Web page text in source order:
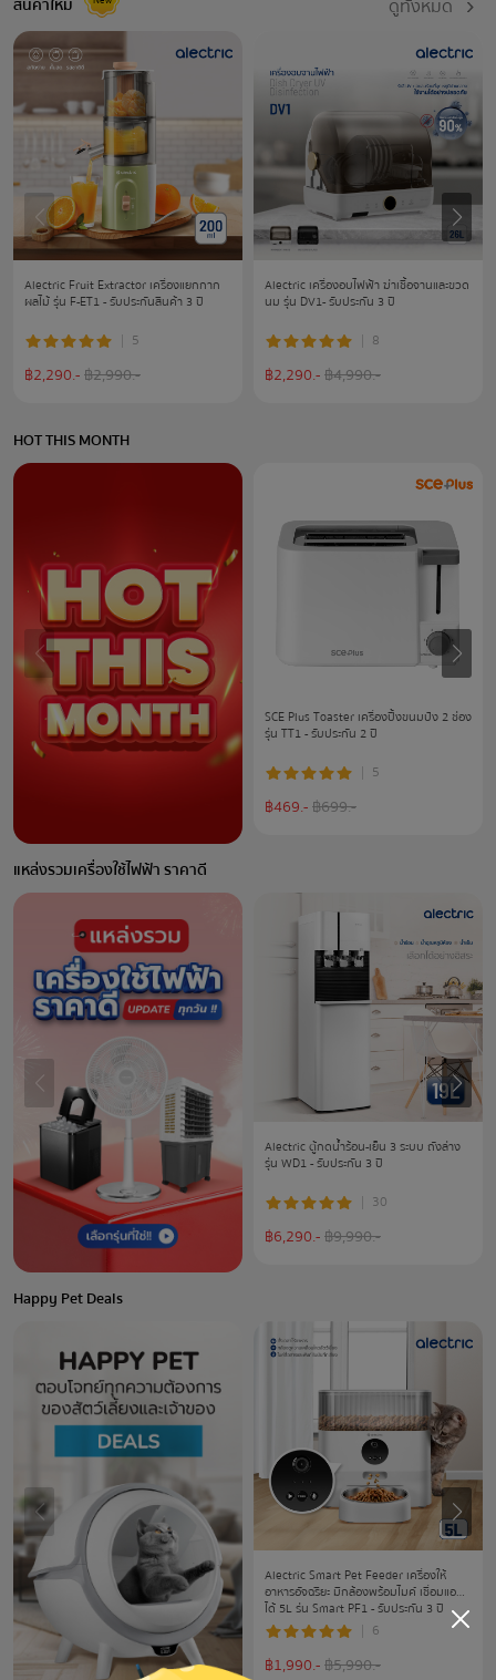
สินค้าใหม่ ดูทั้งหมด
Alectric Fruit Extractor เครื่องแยกกาก
ผลไม้ รุ่น F-ET1 - รับประกันสินค้า 3 ปี
5
฿2,290.-฿2,990.-
Alectric เครื่องอบไฟฟ้า ฆ่าเชื้อจานและขวด
นม รุ่น DV1- รับประกัน 3 ปี
8
฿2,290.-฿4,990.-
HOT THIS MONTH
SCE Plus Toaster เครื่องปิ้งขนมปัง 2 ช่อง
รุ่น TT1 - รับประกัน 2 ปี
5
฿469.-฿699.-
แหล่งรวมเครื่องใช้ไฟฟ้า ราคาดี
Alectric ตู้กดน้ำร้อน-เย็น 3 ระบบ ถังล่าง
รุ่น WD1 - รับประกัน 3 ปี
30
฿6,290.-฿9,990.-
Happy Pet Deals
Alectric Smart Pet Feeder เครื่องให้
อาหารอัจฉริยะ มีกล้องพร้อมไมค์ เชื่อมแอพ
ได้ 5L รุ่น Smart PF1 - รับประกัน 3 ปี
6
฿1,990.-฿5,990.-